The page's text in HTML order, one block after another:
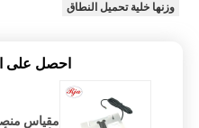
وزنها خلية تحميل النطاق
احصل على
مقياس